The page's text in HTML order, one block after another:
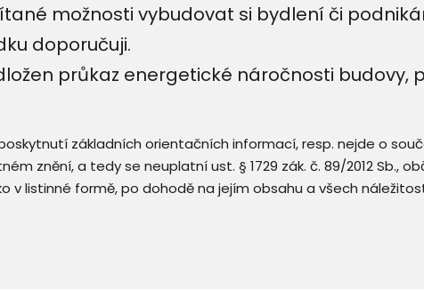
možnosti vybudovat si bydlení či
doporučuji.
průkaz energetické náročnosti budovy,
základních orientačních informací, resp. nejde o
znění, a tedy se neuplatní ust. § 1729 zák. č. 89/2012 Sb.,
v listinné formě, po dohodě na jejím obsahu a všech